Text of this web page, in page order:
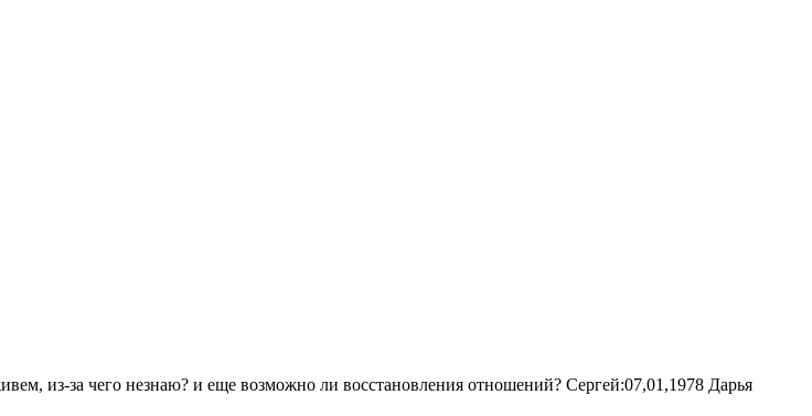
из-за чего незнаю? и еще возможно ли восстановления отношений? Сергей:07,01,1978 Дарья